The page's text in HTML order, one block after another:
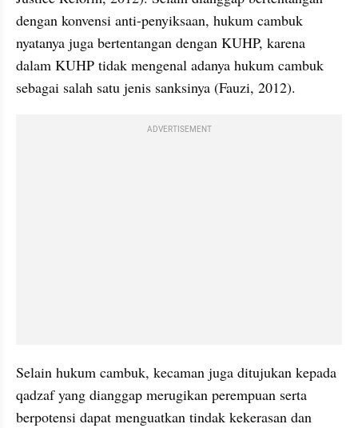
dengan konvensi anti-penyiksaan, hukum cambuk
nyatanya juga bertentangan dengan KUHP, karena
dalam KUHP tidak mengenal adanya hukum cambuk
sebagai salah satu jenis sanksinya (Fauzi, 2012).
ADVERTISEMENT
Selain hukum cambuk, kecaman juga ditujukan kepada
qadzaf yang dianggap merugikan perempuan serta
berpotensi dapat menguatkan tindak kekerasan dan